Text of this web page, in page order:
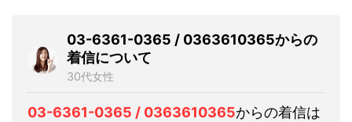
03-6361-0365 / 0363610365からの
着信について
30代女性
03-6361-0365 / 0363610365からの着信は